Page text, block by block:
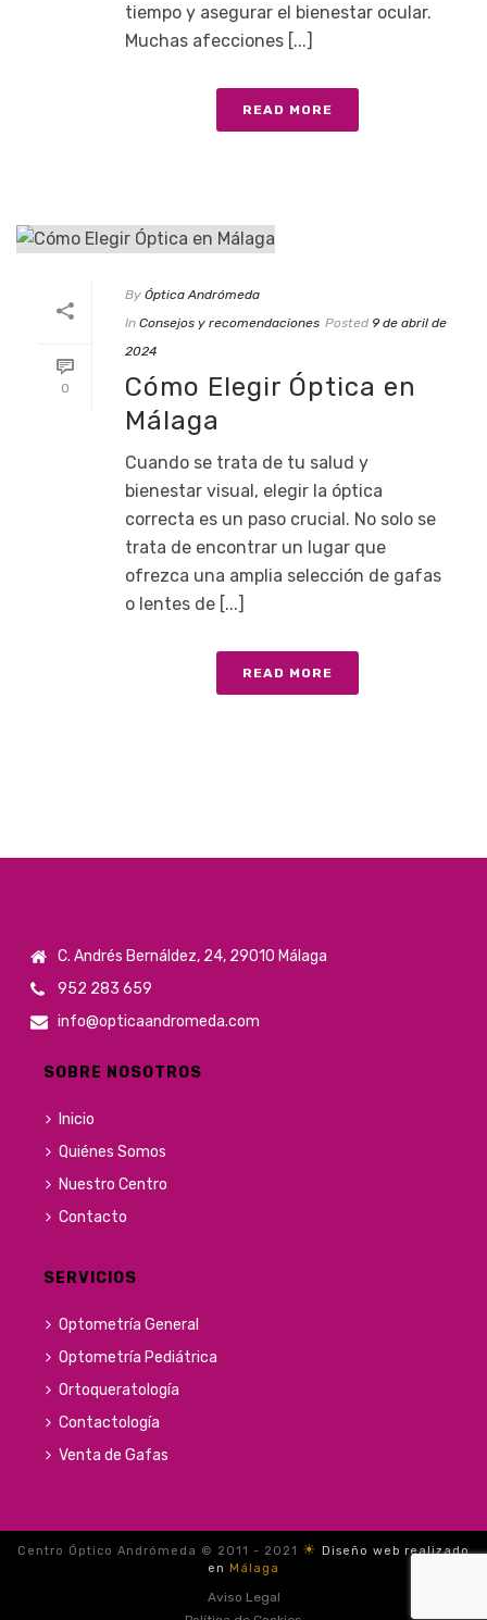
tiempo y asegurar el bienestar ocular.
Muchas afecciones [...]
READ MORE
0
By Óptica Andrómeda
In Consejos y recomendaciones Posted 9 de abril de
2024
Cómo Elegir Óptica en
Málaga
Cuando se trata de tu salud y
bienestar visual, elegir la óptica
correcta es un paso crucial. No solo se
trata de encontrar un lugar que
ofrezca una amplia selección de gafas
o lentes de [...]
READ MORE
C. Andrés Bernáldez, 24, 29010 Málaga
952 283 659
info@opticaandromeda.com
SOBRE NOSOTROS
Inicio
Quiénes Somos
Nuestro Centro
Contacto
SERVICIOS
Optometría General
Optometría Pediátrica
Ortoqueratología
Contactología
Venta de Gafas
Centro Óptico Andrómeda © 2011 - 2021 ☀ Diseño web realizado
en Málaga
Aviso Legal